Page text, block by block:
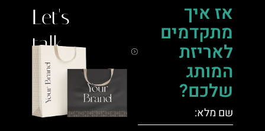
אז איך
מתקדמים
לאריזת
המותג
שלכם?
Let's
talk.